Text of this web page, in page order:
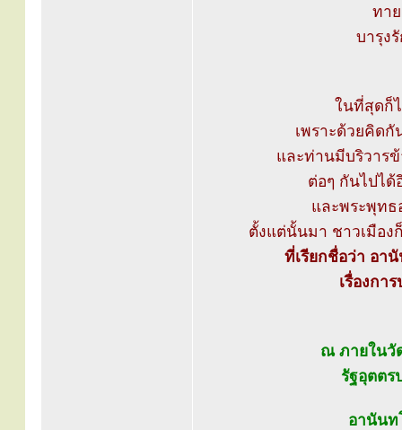
ทา
บารุง
ในที่สุดก็
เพราะด้วยคิด
และท่านมีบริวาร
ต่อๆ กันไปได้
และพระพุทธ
ตั้งแต่นั้นมา ชาวเมือง
ที่เรียกชื่อว่า อา
เรื่องกา
ณ ภายในวั
รัฐอุตตร
อานันท